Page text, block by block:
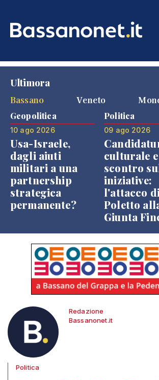
Ultimora
Bassano
Veneto
Geopolitica
10 ago 2026
Usa-Israele,
dagli aiuti
militari a una
partnership
strategica
permanente?
Politica
09 ago 2026
culturale e
scontro
iniziative:
l'attacco di
Poletto
Giunta
Redazione
Bassanonet.it
Politica